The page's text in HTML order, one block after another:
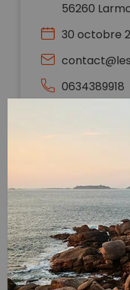
56260
30 octobre
0634389918
Les Mains Dans
Toutes les
participation sur
http://